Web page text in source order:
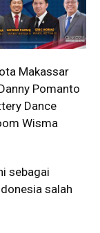
Makassar
Pomanto
Dance
Wisma
sebagai
salah